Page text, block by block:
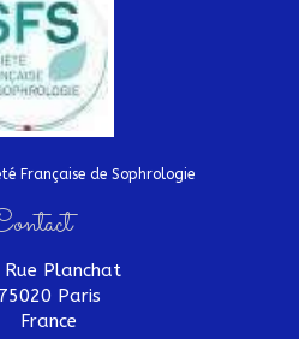
Française de Sophrologie
Rue Planchat
75020 Paris
France